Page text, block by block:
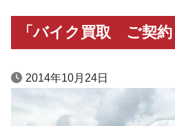
「バイク買取 ご契約
2014年10月24日